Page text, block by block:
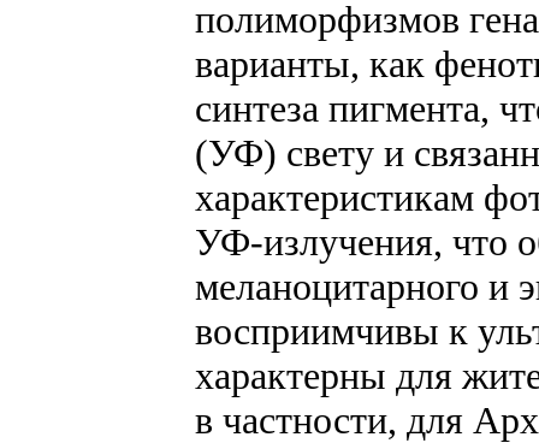
полиморфизмов
варианты, как
синтеза пигмента,
(УФ) свету и
характеристикам
УФ-излучения, что
меланоцитарного и
восприимчивы к
характерны для
в частности, для